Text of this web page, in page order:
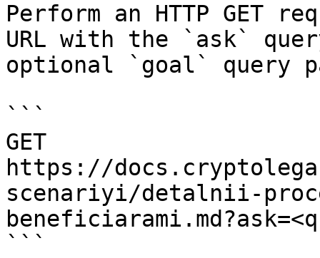
Perform an HTTP GET
URL with the `ask`
optional `goal` query
```
GET
https://
scenariyi/detalnii-
```